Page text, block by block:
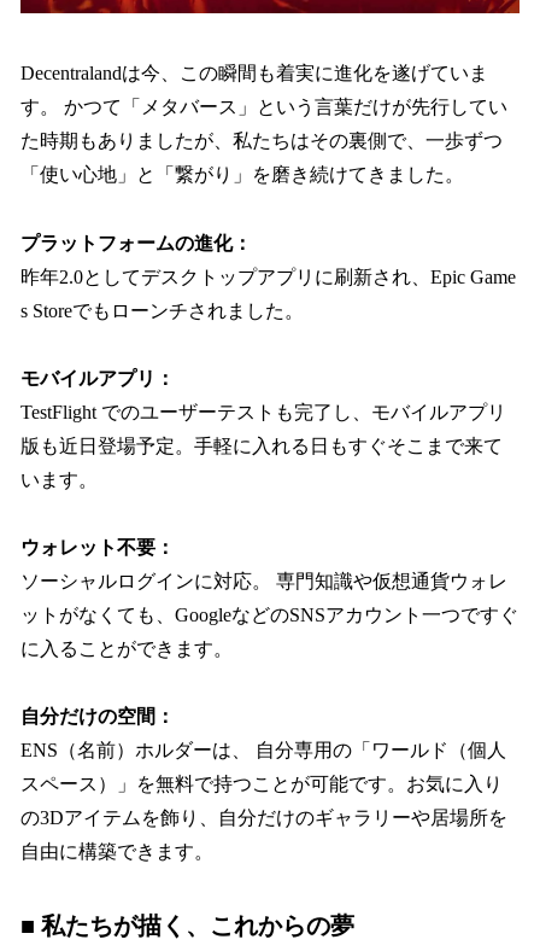
Decentralandは今、この瞬間も着実に進化を遂げていま
す。 かつて「メタバース」という言葉だけが先行してい
た時期もありましたが、私たちはその裏側で、一歩ずつ
「使い心地」と「繋がり」を磨き続けてきました。
プラットフォームの進化：
昨年2.0としてデスクトップアプリに刷新され、Epic Game
s Storeでもローンチされました。
モバイルアプリ：
TestFlight でのユーザーテストも完了し、モバイルアプリ
版も近日登場予定。手軽に入れる日もすぐそこまで来て
います。
ウォレット不要：
ソーシャルログインに対応。 専門知識や仮想通貨ウォレ
ットがなくても、GoogleなどのSNSアカウント一つですぐ
に入ることができます。
自分だけの空間：
ENS（名前）ホルダーは、 自分専用の「ワールド（個人
スペース）」を無料で持つことが可能です。お気に入り
の3Dアイテムを飾り、自分だけのギャラリーや居場所を
自由に構築できます。
■ 私たちが描く、これからの夢